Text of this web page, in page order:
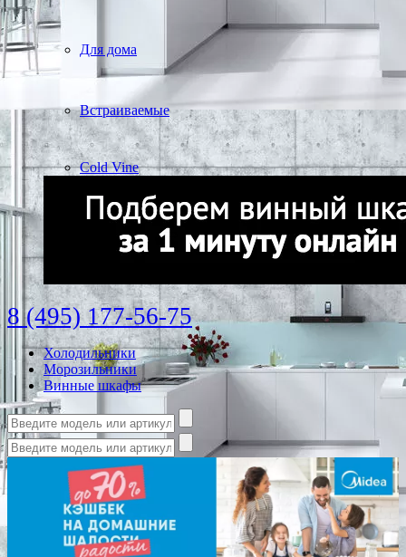
Для дома
Встраиваемые
Cold Vine
8 (495) 177-56-75
Холодильники
Морозильники
Винные шкафы